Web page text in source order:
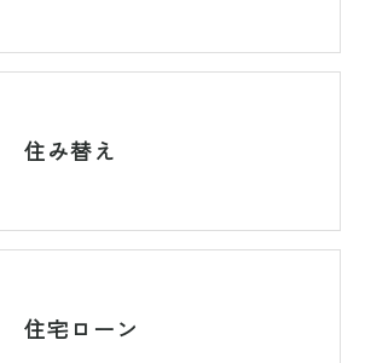
住み替え
住宅ローン